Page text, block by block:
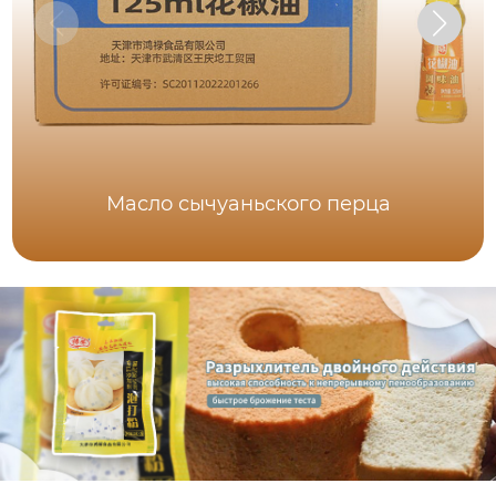
Масло сычуаньского перца